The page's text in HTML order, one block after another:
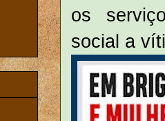
os
social a